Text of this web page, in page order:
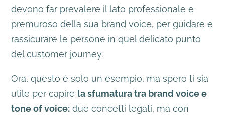
devono far prevalere il lato professionale e
premuroso della sua brand voice, per guidare e
rassicurare le persone in quel delicato punto
del customer journey.
Ora, questo è solo un esempio, ma spero ti sia
utile per capire la sfumatura tra brand voice e
tone of voice: due concetti legati, ma con